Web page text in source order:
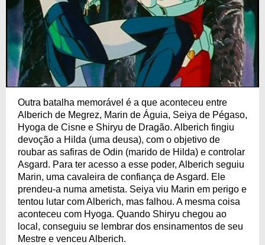
Outra batalha memorável é a que aconteceu entre
Alberich de Megrez, Marin de Águia, Seiya de Pégaso,
Hyoga de Cisne e Shiryu de Dragão. Alberich fingiu
devoção a Hilda (uma deusa), com o objetivo de
roubar as safiras de Odin (marido de Hilda) e controlar
Asgard. Para ter acesso a esse poder, Alberich seguiu
Marin, uma cavaleira de confiança de Asgard. Ele
prendeu-a numa ametista. Seiya viu Marin em perigo e
tentou lutar com Alberich, mas falhou. A mesma coisa
aconteceu com Hyoga. Quando Shiryu chegou ao
local, conseguiu se lembrar dos ensinamentos de seu
Mestre e venceu Alberich.